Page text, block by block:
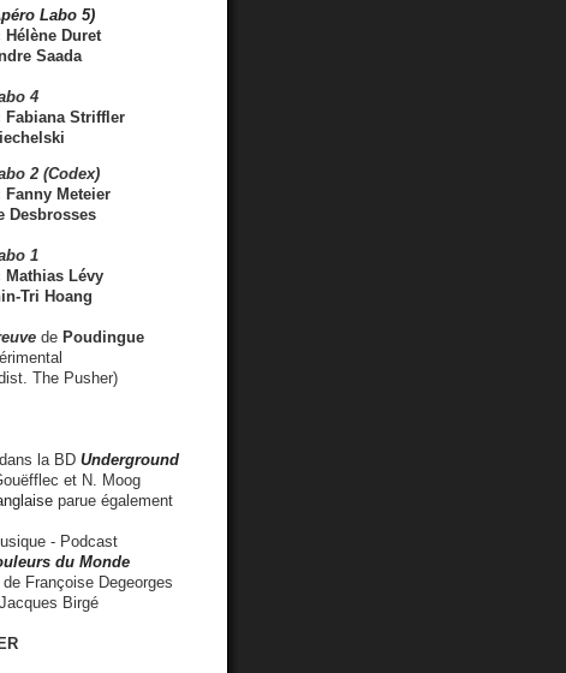
Labo 5)
Hélène Duret
Saada
4
Fabiana Striffler
2 (Codex)
Fanny Meteier
Desbrosses
1
Mathias Lévy
Tri Hoang
de Poudingue
The Pusher)
la BD Underground
et N. Moog
parue également
- Podcast
du Monde
Françoise Degeorges
Birgé